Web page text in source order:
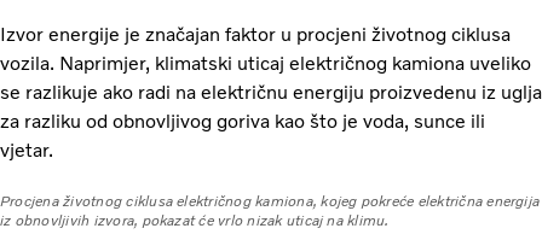
Izvor energije je značajan faktor u procjeni životnog ciklusa
vozila. Naprimjer, klimatski uticaj električnog kamiona uveliko
se razlikuje ako radi na električnu energiju proizvedenu iz uglja
za razliku od obnovljivog goriva kao što je voda, sunce ili
vjetar.
Procjena životnog ciklusa električnog kamiona, kojeg pokreće električna energija
iz obnovljivih izvora, pokazat će vrlo nizak uticaj na klimu.